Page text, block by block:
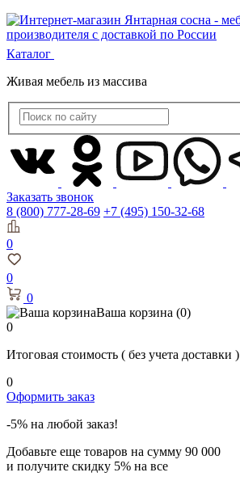
Каталог
Живая мебель из массива
Заказать звонок
8 (800) 777-28-69 +7 (495) 150-32-68
0
0
0
Ваша корзина (0)
0
Итоговая стоимость ( без учета доставки )
0
Оформить заказ
-5% на любой заказ!
Добавьте еще товаров на сумму 90 000
и получите скидку 5% на все